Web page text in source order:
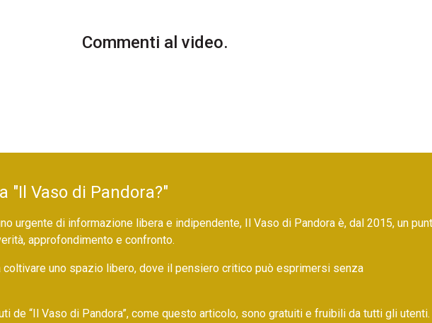
Commenti al video.
"Il Vaso di Pandora?"
urgente di informazione libera e indipendente, Il Vaso di Pandora è, dal 2015, un
approfondimento e confronto.
coltivare uno spazio libero, dove il pensiero critico può esprimersi senza
de “Il Vaso di Pandora”, come questo articolo, sono gratuiti e fruibili da tutti gli utenti.